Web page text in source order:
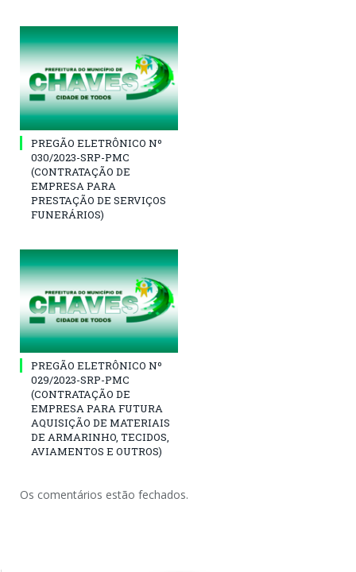
PREGÃO ELETRÔNICO Nº
030/2023-SRP-PMC
(CONTRATAÇÃO DE
EMPRESA PARA
PRESTAÇÃO DE SERVIÇOS
FUNERÁRIOS)
PREGÃO ELETRÔNICO Nº
029/2023-SRP-PMC
(CONTRATAÇÃO DE
EMPRESA PARA FUTURA
AQUISIÇÃO DE MATERIAIS
DE ARMARINHO, TECIDOS,
AVIAMENTOS E OUTROS)
Os comentários estão fechados.